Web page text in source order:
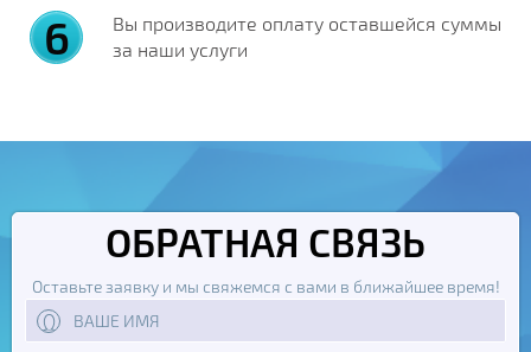
Вы производите оплату оставшейся суммы
за наши услуги
ОБРАТНАЯ СВЯЗЬ
Оставьте заявку и мы свяжемся с вами в ближайшее время!